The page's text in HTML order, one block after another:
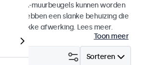
VESA-muurbeugels kunnen worden
hebben een slanke behuizing die
en vlakke afwerking. Lees meer.
Toon meer
Sorteren